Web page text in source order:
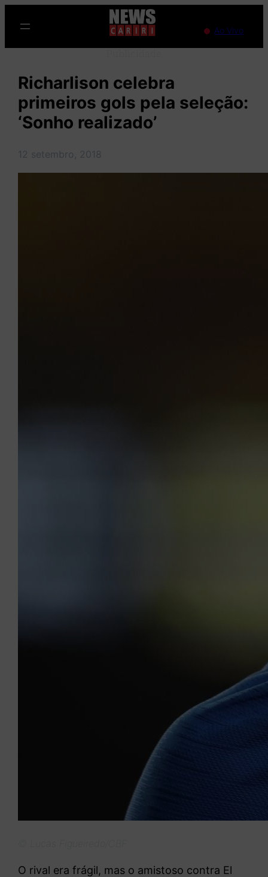
para
o
Ao Vivo
Richarlison celebra
primeiros gols pela seleção:
‘Sonho realizado’
12 setembro, 2018
O rival era frágil, mas o amistoso contra El